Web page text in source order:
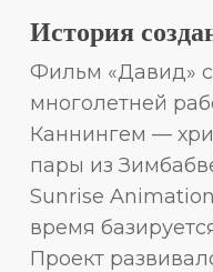
История
Фильм «Давид»
многолетней
Каннингем —
пары из
Sunrise
время
Проект